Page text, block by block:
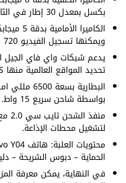
بكسل بمعدل 30 إطار في الثانية.
ويمكنها تسجيل الفيديو 720 بكسل.
تحديد المواقع العالمية منها GPS.
البطارية
بواسطة شاحن سريع 15 واط.
لتشغيل محطات الإذاعة.
الحماية – دبوس الشريحة –
في النهاية، يمكن معرفة